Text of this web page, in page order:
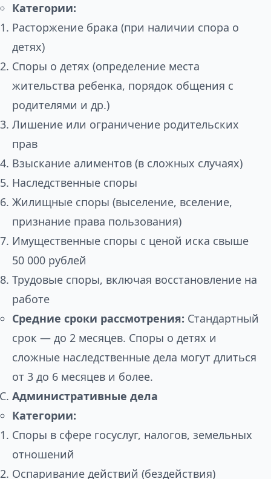
Категории:
Расторжение брака (при наличии спора о
детях)
Споры о детях (определение места
жительства ребенка, порядок общения с
родителями и др.)
Лишение или ограничение родительских
прав
Взыскание алиментов (в сложных случаях)
Наследственные споры
Жилищные споры (выселение, вселение,
признание права пользования)
Имущественные споры с ценой иска свыше
50 000 рублей
Трудовые споры, включая восстановление на
работе
Средние сроки рассмотрения: Стандартный
срок — до 2 месяцев. Споры о детях и
сложные наследственные дела могут длиться
от 3 до 6 месяцев и более.
Административные дела
Категории:
Споры в сфере госуслуг, налогов, земельных
отношений
Оспаривание действий (бездействия)